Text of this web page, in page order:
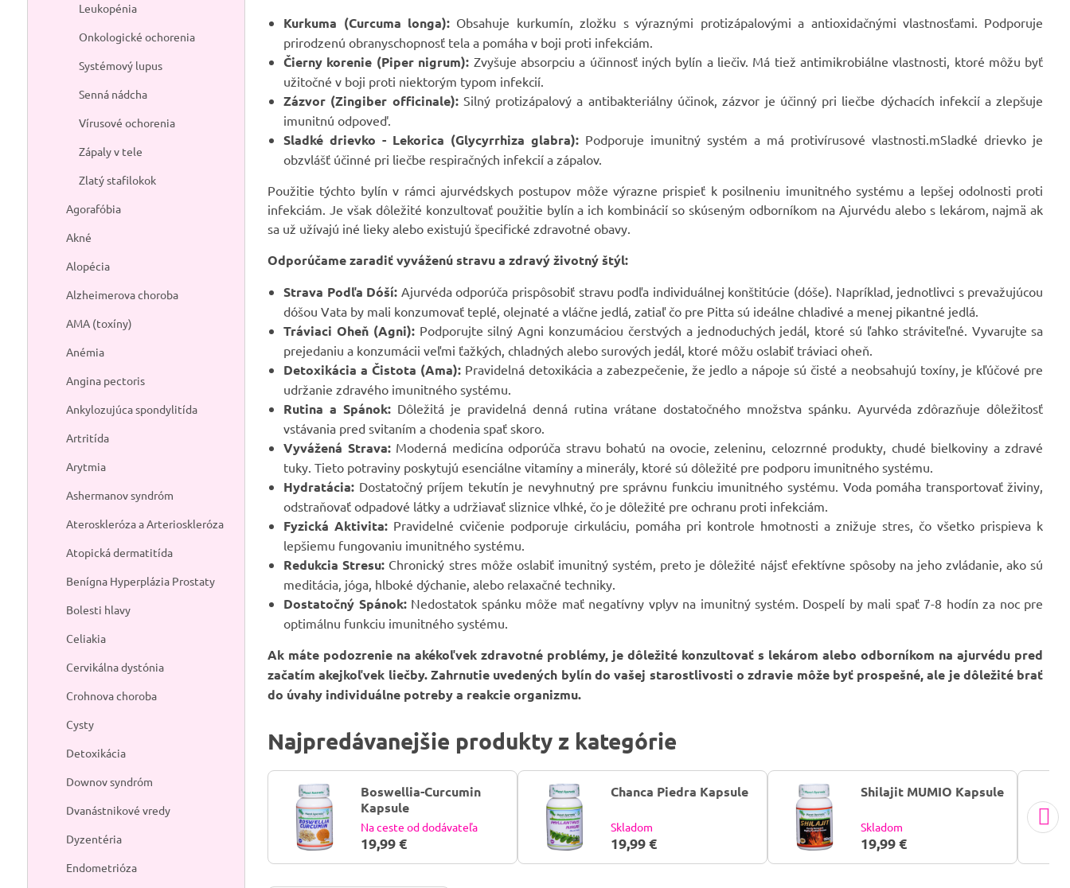
Kurkuma (Curcuma longa): Obsahuje kurkumín, zložku s výraznými protizápalovými a antioxidačnými vlastnosťami. Podporuje
prirodzenú obranyschopnosť tela a pomáha v boji proti infekciám.
Čierny korenie (Piper nigrum): Zvyšuje absorpciu a účinnosť iných bylín a liečiv. Má tiež antimikrobiálne vlastnosti, ktoré môžu byť
užitočné v boji proti niektorým typom infekcií.
Zázvor (Zingiber officinale):Silný protizápalový a antibakteriálny účinok, zázvor je účinný pri liečbe dýchacích infekcií a zlepšuje
imunitnú odpoveď.
Sladké drievko - Lekorica (Glycyrrhiza glabra): Podporuje imunitný systém a má protivírusové vlastnosti.mSladké drievko je
obzvlášť účinné pri liečbe respiračných infekcií a zápalov.
Použitie týchto bylín v rámci ajurvédskych postupov môže výrazne prispieť k posilneniu imunitného systému a lepšej odolnosti proti
infekciám. Je však dôležité konzultovať použitie bylín a ich kombinácií so skúseným odborníkom na Ajurvédu alebo s lekárom, najmä ak
sa už užívajú iné lieky alebo existujú špecifické zdravotné obavy.
Odporúčame zaradiť vyváženú stravu a zdravý životný štýl:
Strava Podľa Dóší: Ajurvéda odporúča prispôsobiť stravu podľa individuálnej konštitúcie (dóše). Napríklad, jednotlivci s prevažujúcou
dóšou Vata by mali konzumovať teplé, olejnaté a vláčne jedlá, zatiaľ čo pre Pitta sú ideálne chladivé a menej pikantné jedlá.
Tráviaci Oheň (Agni):Podporujte silný Agni konzumáciou čerstvých a jednoduchých jedál, ktoré sú ľahko stráviteľné. Vyvarujte sa
prejedaniu a konzumácii veľmi ťažkých, chladných alebo surových jedál, ktoré môžu oslabiť tráviaci oheň.
Detoxikácia a Čistota (Ama): Pravidelná detoxikácia a zabezpečenie, že jedlo a nápoje sú čisté a neobsahujú toxíny, je kľúčové pre
udržanie zdravého imunitného systému.
Rutina a Spánok: Dôležitá je pravidelná denná rutina vrátane dostatočného množstva spánku. Ayurvéda zdôrazňuje dôležitosť
vstávania pred svitaním a chodenia spať skoro.
Vyvážená Strava:Moderná medicína odporúča stravu bohatú na ovocie, zeleninu, celozrnné produkty, chudé bielkoviny a zdravé
tuky. Tieto potraviny poskytujú esenciálne vitamíny a minerály, ktoré sú dôležité pre podporu imunitného systému.
Hydratácia: Dostatočný príjem tekutín je nevyhnutný pre správnu funkciu imunitného systému. Voda pomáha transportovať živiny,
odstraňovať odpadové látky a udržiavať sliznice vlhké, čo je dôležité pre ochranu proti infekciám.
Fyzická Aktivita: Pravidelné cvičenie podporuje cirkuláciu, pomáha pri kontrole hmotnosti a znižuje stres, čo všetko prispieva k
lepšiemu fungovaniu imunitného systému.
Redukcia Stresu: Chronický stres môže oslabiť imunitný systém, preto je dôležité nájsť efektívne spôsoby na jeho zvládanie, ako sú
meditácia, jóga, hlboké dýchanie, alebo relaxačné techniky.
Dostatočný Spánok:Nedostatok spánku môže mať negatívny vplyv na imunitný systém. Dospelí by mali spať 7-8 hodín za noc pre
optimálnu funkciu imunitného systému.
Ak máte podozrenie na akékoľvek zdravotné problémy, je dôležité konzultovať s lekárom alebo odborníkom na ajurvédu pred
začatím akejkoľvek liečby. Zahrnutie uvedených bylín do vašej starostlivosti o zdravie môže byť prospešné, ale je dôležité brať
do úvahy individuálne potreby a reakcie organizmu.
Najpredávanejšie produkty z kategórie
Boswellia-Curcumin
Kapsule
Na ceste od dodávateľa
19,99 €
Chanca Piedra Kapsule
Skladom
19,99 €
Shilajit MUMIO Kapsule
Skladom
19,99 €
Leukopénia
Onkologické ochorenia
Systémový lupus
Senná nádcha
Vírusové ochorenia
Zápaly v tele
Zlatý stafilokok
Agorafóbia
Akné
Alopécia
Alzheimerova choroba
AMA (toxíny)
Anémia
Angina pectoris
Ankylozujúca spondylitída
Artritída
Arytmia
Ashermanov syndróm
Ateroskleróza a Arterioskleróza
Atopická dermatitída
Benígna Hyperplázia Prostaty
Bolesti hlavy
Celiakia
Cervikálna dystónia
Crohnova choroba
Cysty
Detoxikácia
Downov syndróm
Dvanástnikové vredy
Dyzentéria
Endometrióza